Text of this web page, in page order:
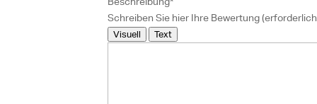
Schreiben Sie hier Ihre Bewertung
Visuell Text